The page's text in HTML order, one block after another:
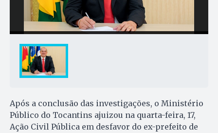
Após a conclusão das investigações, o Ministério
Público do Tocantins ajuizou na quarta-feira, 17,
Ação Civil Pública em desfavor do ex-prefeito de